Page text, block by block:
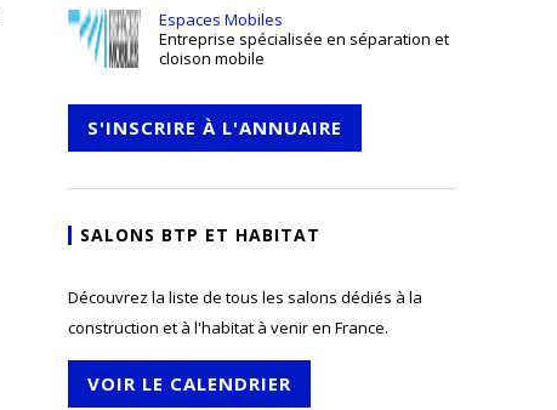
Espaces Mobiles
Entreprise spécialisée en séparation et
cloison mobile
S'INSCRIRE À L'ANNUAIRE
SALONS BTP ET HABITAT
Découvrez la liste de tous les salons dédiés à la
construction et à l'habitat à venir en France.
VOIR LE CALENDRIER